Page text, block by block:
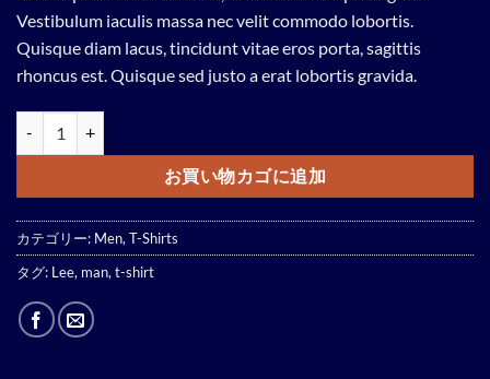
Vestibulum iaculis massa nec velit commodo lobortis.
Quisque diam lacus, tincidunt vitae eros porta, sagittis
rhoncus est. Quisque sed justo a erat lobortis gravida.
お買い物カゴに追加
カテゴリー: Men, T-Shirts
タグ: Lee, man, t-shirt